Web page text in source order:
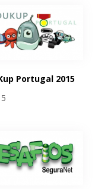
Portugal 2015